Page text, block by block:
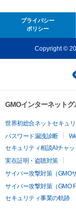
プライバシー
ポリシー
Copyright ©
GMOインターネット
世界初総合ネットセキュ
パスワード漏洩診断
セキュリティ相談AIチャッ
実在証明・盗聴対策
サイバー攻撃対策（GMO
サイバー攻撃対策（GMO
セキュリティ事業の軌跡